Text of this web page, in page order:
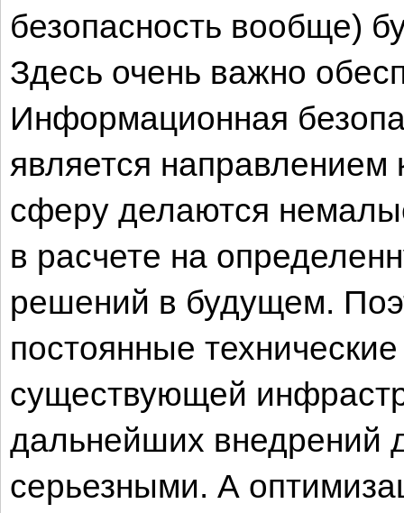
безопасность вообще)
Здесь очень важно
Информационная
является
сферу делаются
в расчете на
решений в будущем.
постоянные
существующей
дальнейших внедрений
серьезными. А